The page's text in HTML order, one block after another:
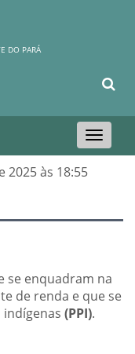
DO PARÁ
Toggle
navigation
2025 às 18:55
se enquadram na
de renda e que se
(PPI).